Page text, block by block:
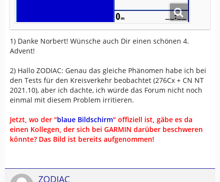
1) Danke Norbert! Wünsche auch Dir einen schönen 4.
Advent!
2) Hallo ZODIAC: Genau das gleiche Phänomen habe ich bei
den Tests für den Kreisverkehr beobachtet (276Cx + CN NT
2021.10), aber ich dachte, ich würde das Forum nicht noch
einmal mit diesem Problem irritieren.
Jetzt, wo der "blaue Bildschirm" offiziell ist, gäbe es da
einen Kollegen, der sich bei GARMIN darüber beschweren
könnte? Das Bild ist bereits aufgenommen!
ZODIAC